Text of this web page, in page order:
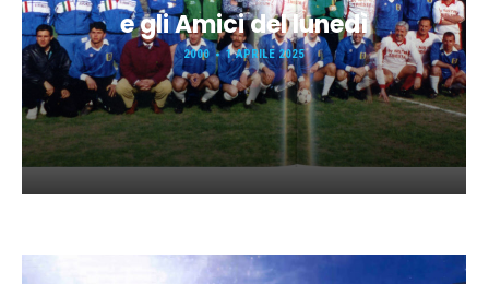
e gli Amici del lunedì
2000 1 APRILE 2025